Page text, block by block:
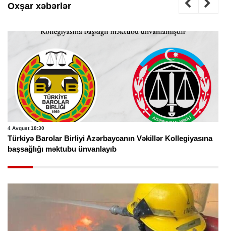
Oxşar xəbərlər
2 Avqust 14:48
Azərbaycanın hüquq ictimaiyyətinə və vəkilliyinə ağır itki üz
verib